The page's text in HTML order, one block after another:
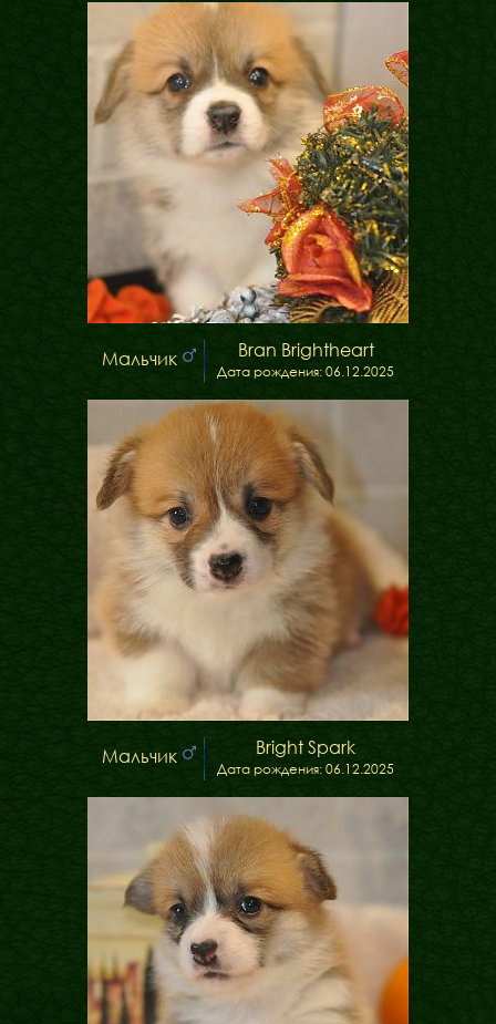
Мальчик Bran Brightheart
Дата рождения: 06.12.2025
Мальчик Bright Spark
Дата рождения: 06.12.2025
ФАКТИ